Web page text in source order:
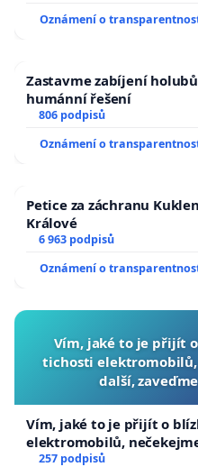
Oznámení o
Zastavme zabíjení
humánní řešení
806 podpisů
Oznámení o
Petice za záchranu
Králové
6 963 podpisů
Oznámení o
Vím, jaké to je přijít
tichosti
další,
Vím, jaké to je přijít o
elektromobilů,
zaveďme slyšitelná auta!
257 podpisů